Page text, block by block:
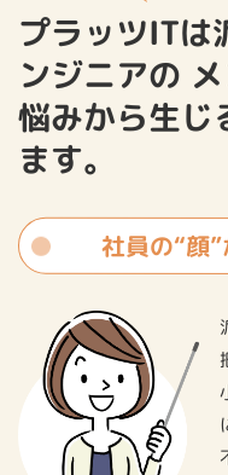
プラッツITは
ンジニアの
悩みから生じ
ます。
社員の“顔